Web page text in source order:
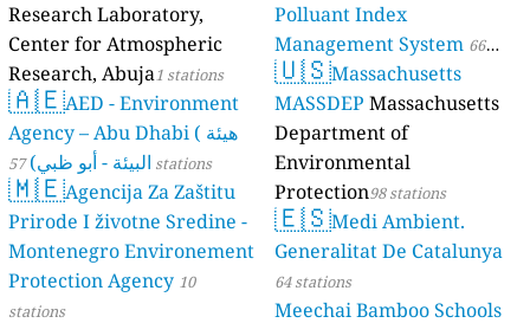
Research Laboratory,
Center for Atmospheric
Research, Abuja1 stations
🇦🇪AED - Environment
Agency – Abu Dhabi ( هيئة
البيئة - أبو ظبي) 57 stations
🇲🇪Agencija Za Zaštitu
Prirode I životne Sredine -
Montenegro Environement
Protection Agency 10
stations
Polluant Index
Management System 66
stations
🇺🇸Massachusetts
MASSDEP Massachusetts
Department of
Environmental
Protection98 stations
🇪🇸Medi Ambient.
Generalitat De Catalunya
64 stations
Meechai Bamboo Schools